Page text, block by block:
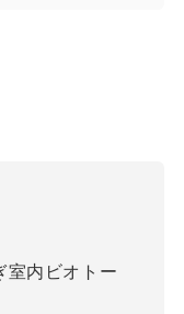
室内ビオトー